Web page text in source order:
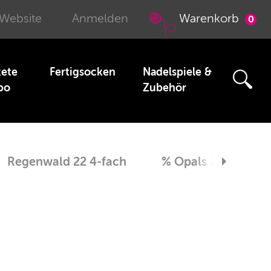
Anmelden Warenkorb 0
Fertigsocken
Nadelspiele &
Zubehör
Regenwald 22 4-fach % Opals